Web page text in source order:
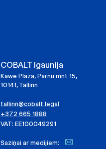
COBALT Igaunija
Kawe Plaza, Pärnu mnt 15,
10141, Tallinn
tallinn@cobalt.legal
+372 665 1888
VAT: EE100049291
Saziņai ar medijiem: